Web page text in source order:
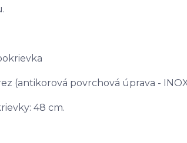
(antikorová povrchová úprava -
48 cm.